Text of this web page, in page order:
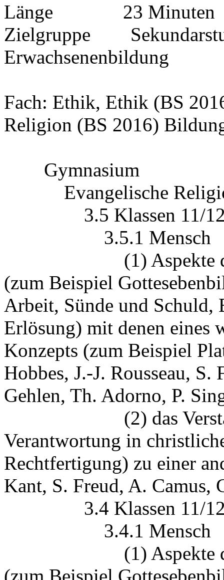
Länge 23 Minuten
Zielgruppe
Erwachsenenbildung
Fach: Ethik, Ethik (BS
Religion (BS 2016)
Gymnasium
Evangelische
3.5 Klassen 11/12
3.5.1 Mensch
(1) Aspekte des
(zum Beispiel
Arbeit, Sünde und
Erlösung) mit denen eines
Konzepts (zum Beispiel
Hobbes, J.-J. Rousseau,
Gehlen, Th. Adorno, P.
(2) das
Verantwortung in
Rechtfertigung) zu einer
Kant, S. Freud, A. Camus,
3.4 Klassen 11/12
3.4.1 Mensch
(1) Aspekte des
(zum Beispiel